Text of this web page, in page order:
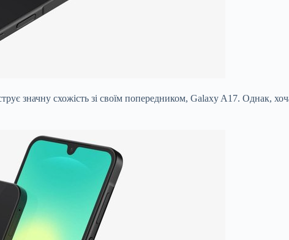
значну схожість зі своїм попередником, Galaxy A17. Однак,